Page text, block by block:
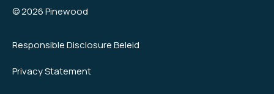
© 2026 Pinewood
Responsible Disclosure Beleid
Privacy Statement